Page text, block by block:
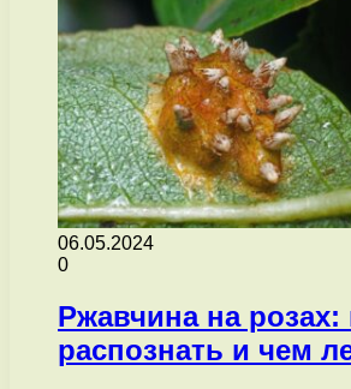
06.05.2024
0
Ржавчина на розах:
распознать и чем